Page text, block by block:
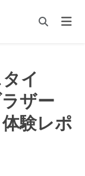
イ
ザー
験レポ